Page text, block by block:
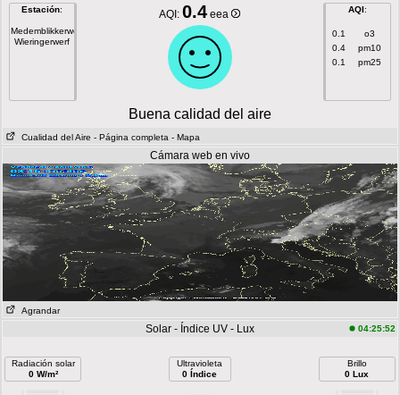
Estación:
Medemblikkerweg
Wieringerwerf
AQI:0.4 eea AQI:
0.1
o3
0.4
pm10
0.1
pm25
Buena calidad del aire
Cualidad del Aire - Página completa - Mapa
Cámara web en vivo
Agrandar
Solar - Índice UV - Lux 04:25:52
Radiación solar
0 W/m²
Ultravioleta
0 Índice
Brillo
0 Lux